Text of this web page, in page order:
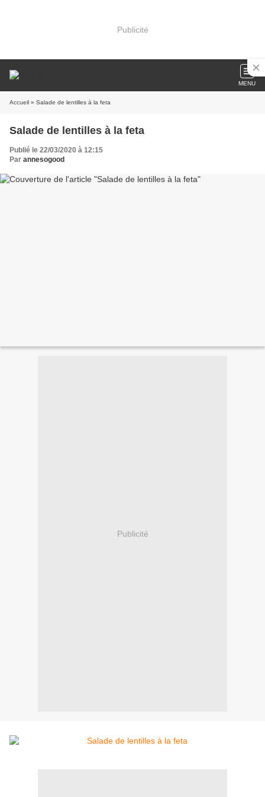
Publicité
MENU
Accueil » Salade de lentilles à la feta
Salade de lentilles à la feta
Publié le 22/03/2020 à 12:15
Par annesogood
Publicité